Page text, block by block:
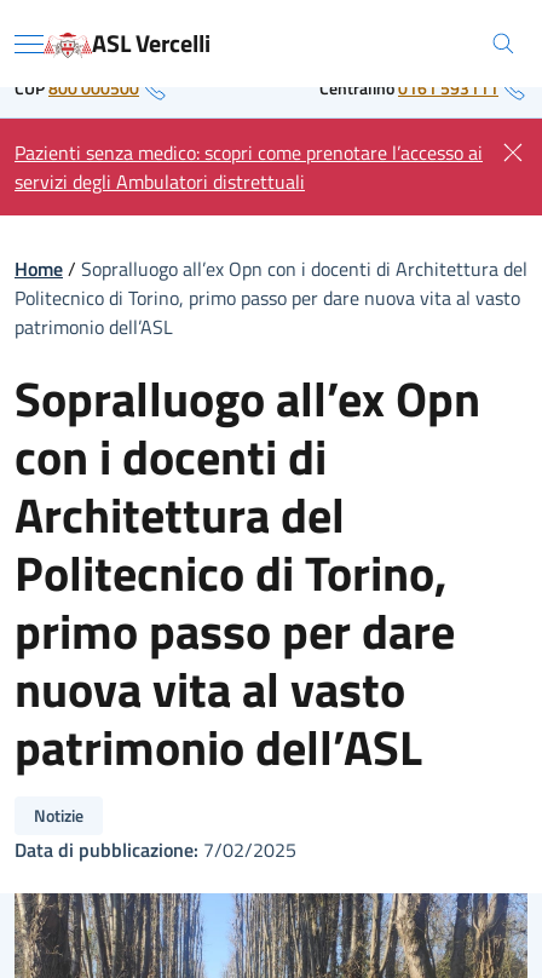
to Regione Piemonte
Menu ASL Vercelli
CUP800 000500 Centralino0161 593111
Pazienti senza medico: scopri come prenotare l’accesso ai
servizi degli Ambulatori distrettuali
Home/ Sopralluogo all’ex Opn con i docenti di Architettura del
Politecnico di Torino, primo passo per dare nuova vita al vasto
patrimonio dell’ASL
Sopralluogo all’ex Opn
con i docenti di
Architettura del
Politecnico di Torino,
primo passo per dare
nuova vita al vasto
patrimonio dell’ASL
Notizie
Data di pubblicazione: 7/02/2025